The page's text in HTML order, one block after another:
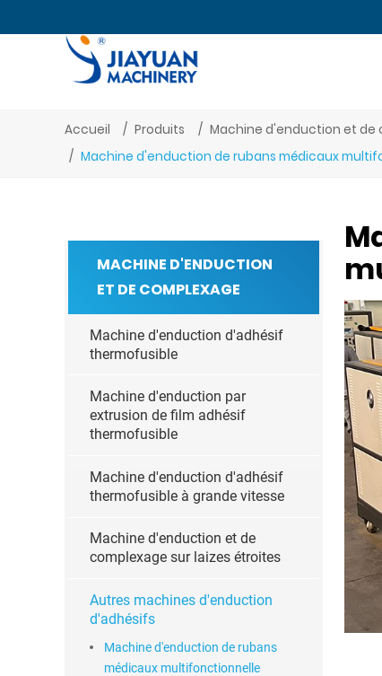
Accueil Produits Machine d'enduction et de
Machine d'enduction de rubans médicaux
MACHINE D'ENDUCTION
ET DE COMPLEXAGE
Machine d'enduction d'adhésif
thermofusible
Machine d'enduction par
extrusion de film adhésif
thermofusible
Machine d'enduction d'adhésif
thermofusible à grande vitesse
Machine d'enduction et de
complexage sur laizes étroites
Autres machines d'enduction
d'adhésifs
Machine d'enduction de rubans
médicaux multifonctionnelle